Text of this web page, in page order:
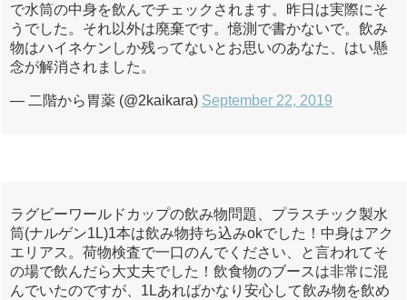
で水筒の中身を飲んでチェックされます。昨日は実際にそ
うでした。それ以外は廃棄です。憶測で書かないで。飲み
物はハイネケンしか残ってないとお思いのあなた、はい懸
念が解消されました。
— 二階から胃薬 (@2kaikara) September 22, 2019
ラグビーワールドカップの飲み物問題、プラスチック製水
筒(ナルゲン1L)1本は飲み物持ち込みokでした！中身はアク
エリアス。荷物検査で一口のんでください、と言われてそ
の場で飲んだら大丈夫でした！飲食物のブースは非常に混
んでいたのですが、1Lあればかなり安心して飲み物を飲め